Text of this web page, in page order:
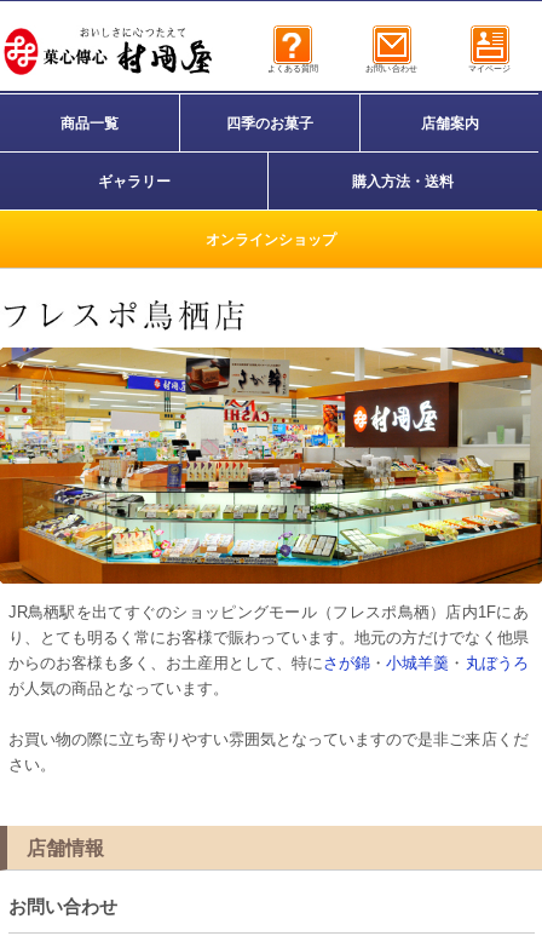
よくある質問 お問い合わせ マイページ
商品一覧 四季のお菓子 店舗案内
ギャラリー 購入方法・送料
オンラインショップ
JR鳥栖駅を出てすぐのショッピングモール（フレスポ鳥栖）店内1Fにあ
り、とても明るく常にお客様で賑わっています。地元の方だけでなく他県
からのお客様も多く、お土産用として、特にさが錦 ・小城羊羹 ・ 丸ぼうろ
が人気の商品となっています。
お買い物の際に立ち寄りやすい雰囲気となっていますので是非ご来店くだ
さい。
店舗情報
お問い合わせ